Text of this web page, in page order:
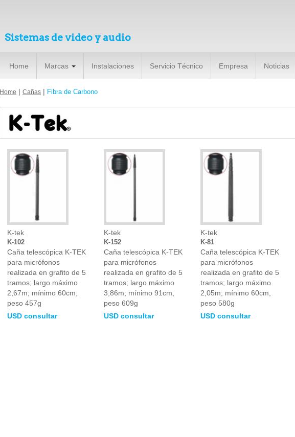
Sistemas de video y audio
Home Marcas Instalaciones Servicio Técnico Empresa Noticias
Home | Cañas | Fibra de Carbono
K-tek
K-102
Caña telescópica K-TEK
para micrófonos
realizada en grafito de 5
tramos; largo máximo
2,67m; mínimo 60cm,
peso 457g
USD consultar
K-tek
K-152
Caña telescópica K-TEK
para micrófonos
realizada en grafito de 5
tramos; largo máximo
3,86m; mínimo 91cm,
peso 609g
USD consultar
K-tek
K-81
Caña telescópica K-TEK
para micrófonos
realizada en grafito de 5
tramos; largo máximo
2,05m; mínimo 60cm,
peso 580g
USD consultar